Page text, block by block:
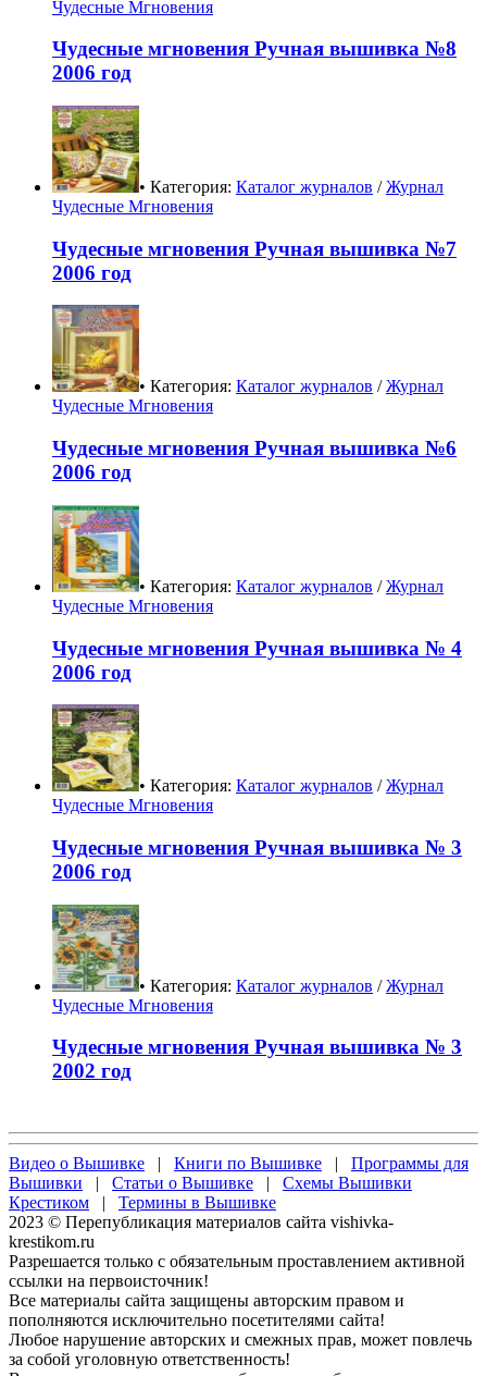
Чудесные Мгновения
Чудесные мгновения Ручная вышивка №8
2006 год
• Категория: Каталог журналов /Журнал
Чудесные Мгновения
Чудесные мгновения Ручная вышивка №7
2006 год
• Категория: Каталог журналов /Журнал
Чудесные Мгновения
Чудесные мгновения Ручная вышивка №6
2006 год
• Категория: Каталог журналов /Журнал
Чудесные Мгновения
Чудесные мгновения Ручная вышивка № 4
2006 год
• Категория: Каталог журналов /Журнал
Чудесные Мгновения
Чудесные мгновения Ручная вышивка № 3
2006 год
• Категория: Каталог журналов /Журнал
Чудесные Мгновения
Чудесные мгновения Ручная вышивка № 3
2002 год
Видео о Вышивке | Книги по Вышивке | Программы для
Вышивки | Статьи о Вышивке | Схемы Вышивки
Крестиком | Термины в Вышивке
2023 © Перепубликация материалов сайта vishivka-
krestikom.ru
Разрешается только с обязательным проставлением активной
ссылки на первоисточник!
Все материалы сайта защищены авторским правом и
пополняются исключительно посетителями сайта!
Любое нарушение авторских и смежных прав, может повлечь
за собой уголовную ответственность!